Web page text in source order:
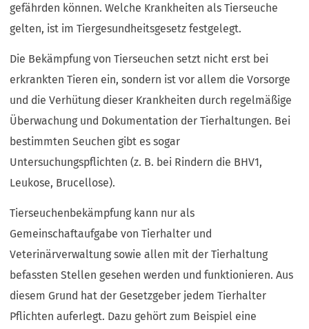
gefährden können. Welche Krankheiten als Tierseuche
gelten, ist im Tiergesundheitsgesetz festgelegt.
Die Bekämpfung von Tierseuchen setzt nicht erst bei
erkrankten Tieren ein, sondern ist vor allem die Vorsorge
und die Verhütung dieser Krankheiten durch regelmäßige
Überwachung und Dokumentation der Tierhaltungen. Bei
bestimmten Seuchen gibt es sogar
Untersuchungspflichten (z. B. bei Rindern die BHV1,
Leukose, Brucellose).
Tierseuchenbekämpfung kann nur als
Gemeinschaftaufgabe von Tierhalter und
Veterinärverwaltung sowie allen mit der Tierhaltung
befassten Stellen gesehen werden und funktionieren. Aus
diesem Grund hat der Gesetzgeber jedem Tierhalter
Pflichten auferlegt. Dazu gehört zum Beispiel eine